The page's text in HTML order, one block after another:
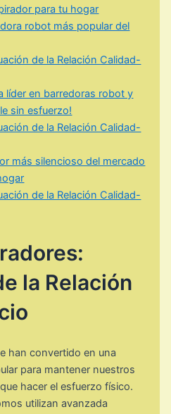
para tu hogar
robot más popular del
de la Relación Calidad-
líder en barredoras robot y
sin esfuerzo!
de la Relación Calidad-
más silencioso del mercado
de la Relación Calidad-
la Relación
han convertido en una
para mantener nuestros
hacer el esfuerzo físico.
utilizan avanzada